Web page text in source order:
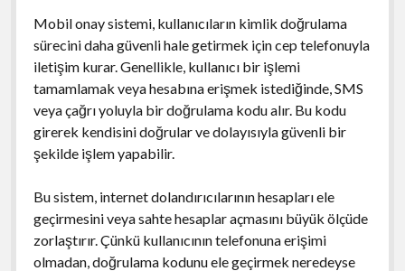
Mobil onay sistemi, kullanıcıların kimlik doğrulama
sürecini daha güvenli hale getirmek için cep telefonuyla
iletişim kurar. Genellikle, kullanıcı bir işlemi
tamamlamak veya hesabına erişmek istediğinde, SMS
veya çağrı yoluyla bir doğrulama kodu alır. Bu kodu
girerek kendisini doğrular ve dolayısıyla güvenli bir
şekilde işlem yapabilir.
Bu sistem, internet dolandırıcılarının hesapları ele
geçirmesini veya sahte hesaplar açmasını büyük ölçüde
zorlaştırır. Çünkü kullanıcının telefonuna erişimi
olmadan, doğrulama kodunu ele geçirmek neredeyse